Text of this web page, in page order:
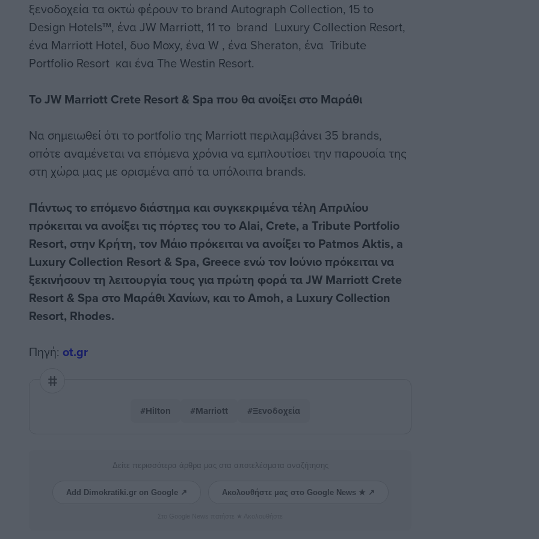
ξενοδοχεία τα οκτώ φέρουν το brand Autograph Collection, 15 to
Design Hotels™, ένα JW Marriott, 11 το brand Luxury Collection Resort,
ένα Marriott Hotel, δυο Moxy, ένα W , ένα Sheraton, ένα Tribute
Portfolio Resort και ένα The Westin Resort.
To JW Marriott Crete Resort & Spa που θα ανοίξει στο Μαράθι
Να σημειωθεί ότι το portfolio της Marriott περιλαμβάνει 35 brands,
οπότε αναμένεται να επόμενα χρόνια να εμπλουτίσει την παρουσία της
στη χώρα μας με ορισμένα από τα υπόλοιπα brands.
Πάντως το επόμενο διάστημα και συγκεκριμένα τέλη Απριλίου
πρόκειται να ανοίξει τις πόρτες του το Alai, Crete, a Tribute Portfolio
Resort, στην Κρήτη, τον Μάιο πρόκειται να ανοίξει το Patmos Aktis, a
Luxury Collection Resort & Spa, Greece ενώ τον Ιούνιο πρόκειται να
ξεκινήσουν τη λειτουργία τους για πρώτη φορά τα JW Marriott Crete
Resort & Spa στο Μαράθι Χανίων, και το Amoh, a Luxury Collection
Resort, Rhodes.
Πηγή: ot.gr
#Hilton #Marriott #Ξενοδοχεία
Δείτε περισσότερα άρθρα μας στα αποτελέσματα αναζήτησης
Add Dimokratiki.gr on Google ↗ Ακολουθήστε μας στο Google News ★ ↗